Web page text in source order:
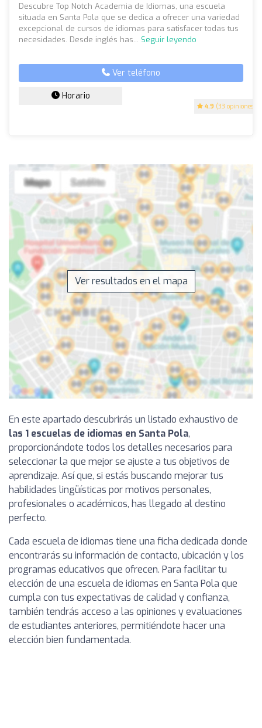
4.9 (33 opiniones)
Descubre Top Notch Academia de Idiomas, una escuela
situada en Santa Pola que se dedica a ofrecer una variedad
excepcional de cursos de idiomas para satisfacer todas tus
necesidades. Desde inglés has... Seguir leyendo
Ver teléfono
Horario
Ver resultados en el mapa
En este apartado descubrirás un listado exhaustivo de
las 1 escuelas de idiomas en Santa Pola,
proporcionándote todos los detalles necesarios para
seleccionar la que mejor se ajuste a tus objetivos de
aprendizaje. Así que, si estás buscando mejorar tus
habilidades lingüísticas por motivos personales,
profesionales o académicos, has llegado al destino
perfecto.
Cada escuela de idiomas tiene una ficha dedicada donde
encontrarás su información de contacto, ubicación y los
programas educativos que ofrecen. Para facilitar tu
elección de una escuela de idiomas en Santa Pola que
cumpla con tus expectativas de calidad y confianza,
también tendrás acceso a las opiniones y evaluaciones
de estudiantes anteriores, permitiéndote hacer una
elección bien fundamentada.